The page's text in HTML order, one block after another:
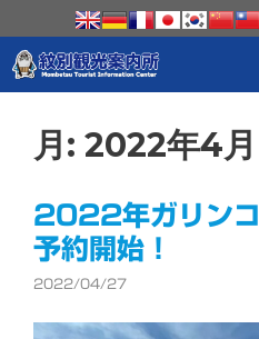
ン
テ
ン
月: 2022年4月
2022年ガリンコ
予約開始！
2022/04/27